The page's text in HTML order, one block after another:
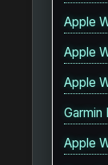
Apple
Apple
Apple
Apple